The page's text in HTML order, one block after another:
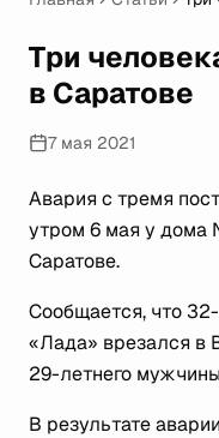
Три
в Саратове
7 мая 2021
Авария с тремя
утром 6 мая у дома
Саратове.
Сообщается, что
«Лада» врезался в
29-летнего
В результате